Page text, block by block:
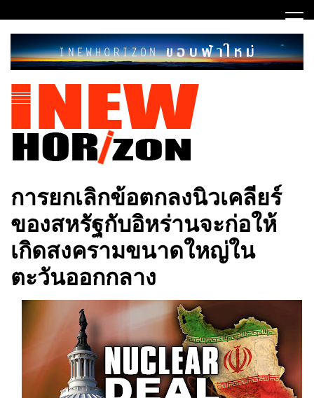
to
content
INEWHORIZON
การยกเลิกข้อตกลงนิวเคลียร์
ของสหรัฐกับอิหร่านจะก่อให้
เกิดสงครามขนาดใหญ่ใน
ตะวันออกกลาง